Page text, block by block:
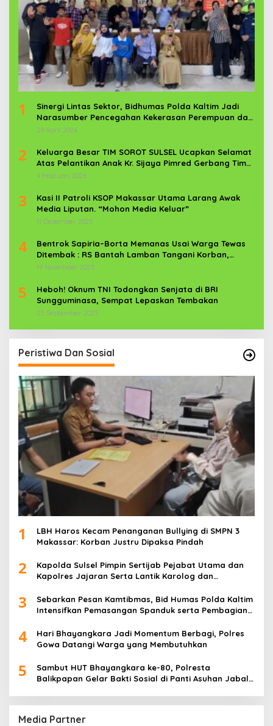
1
Sinergi Lintas Sektor, Bidhumas Polda Kaltim Jadi
Narasumber Pencegahan Kekerasan Perempuan dan
Anak
29 April 2026
2
Keluarga Besar TIM SOROT SULSEL Ucapkan Selamat
Atas Pelantikan Anak Kr. Sijaya Pimred Gerbang Timur
News Com Sebagai Prajurit TNI
4 Februari 2026
3
Kasi II Patroli KSOP Makassar Utama Larang Awak
Media Liputan. “Mohon Media Keluar”
11 Desember 2025
4
Bentrok Sapiria–Borta Memanas Usai Warga Tewas
Ditembak : RS Bantah Lamban Tangani Korban,
Aparat TNI-POLRI Dikerahkan
19 November 2025
5
Heboh! Oknum TNI Todongkan Senjata di BRI
Sungguminasa, Sempat Lepaskan Tembakan
25 September 2025
Peristiwa Dan Sosial
1
LBH Haros Kecam Penanganan Bullying di SMPN 3
Makassar: Korban Justru Dipaksa Pindah
2
Kapolda Sulsel Pimpin Sertijab Pejabat Utama dan
Kapolres Jajaran Serta Lantik Karolog dan
3
Sebarkan Pesan Kamtibmas, Bid Humas Polda Kaltim
Intensifkan Pemasangan Spanduk serta Pembagian
4
Hari Bhayangkara Jadi Momentum Berbagi, Polres
Gowa Datangi Warga yang Membutuhkan
5
Sambut HUT Bhayangkara ke-80, Polresta
Balikpapan Gelar Bakti Sosial di Panti Asuhan Jabal
Media Partner